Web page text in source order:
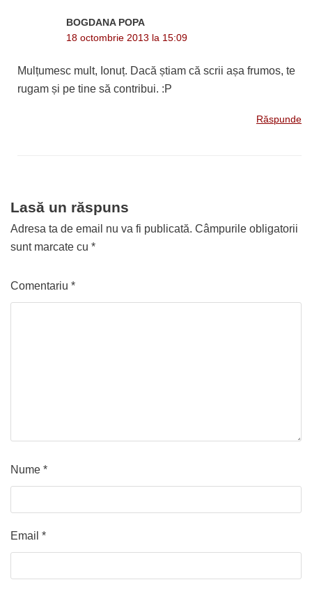
BOGDANA POPA
18 octombrie 2013 la 15:09
Mulțumesc mult, Ionuț. Dacă știam că scrii așa frumos, te
rugam și pe tine să contribui. :P
Răspunde
Lasă un răspuns
Adresa ta de email nu va fi publicată. Câmpurile obligatorii
sunt marcate cu *
Comentariu *
Nume *
Email *